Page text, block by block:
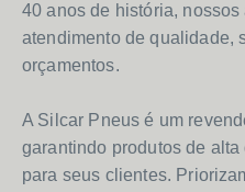
40 anos de história,
atendimento de qualidade,
orçamentos.
A Silcar Pneus é um
garantindo produtos de
para seus clientes.